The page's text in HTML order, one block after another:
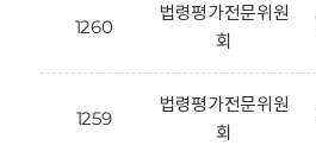
1260
법령평가전문위원
회
1259
법령평가전문위원
회